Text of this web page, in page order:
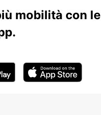
mobilità con le